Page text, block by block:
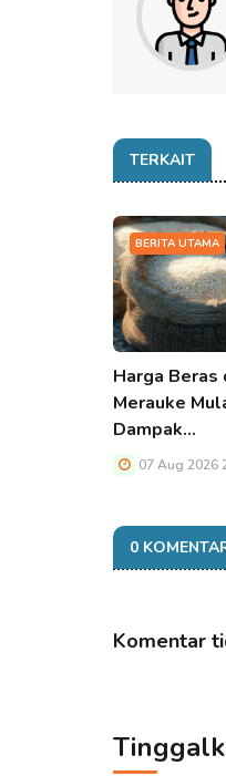
TERKAIT
BERITA UTAMA
Harga Beras
Merauke
Dampak…
07 Aug 2026
0
Komentar